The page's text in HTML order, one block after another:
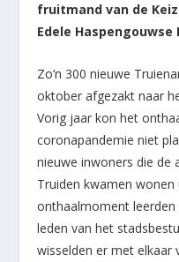
fruitmand van de
Edele Haspengouwse
Zo’n 300 nieuwe
oktober afgezakt naar
Vorig jaar kon het
coronapandemie niet
nieuwe inwoners die de
Truiden kwamen
onthaalmoment leerden
leden van het
wisselden er met elkaar